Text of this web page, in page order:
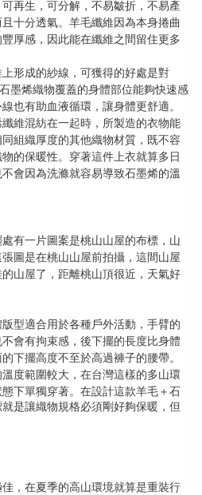
再生，可分解，不易皺折，不易產
十分透氣。羊毛纖維因為本身捲曲
厚感，因此能在纖維之間留住更多
形成的紗線，可獲得的好處是對
墨烯織物覆蓋的身體部位能夠快速感
也有助血液循環，讓身體更舒適。
維混紡在一起時，所製造的衣物能
組織厚度的其他織物材質，既不容
的保暖性。穿著這件上衣就算多日
會因為洗滌就容易導致石墨烯的溫
有一片圖案是桃山山屋的布標，山
圖是在桃山山屋前拍攝，這間山屋
山屋了，距離桃山頂很近，天氣好
型適合用於各種戶外活動，手臂的
會有拘束感，後下擺的長度比身體
下擺高度不至於高過褲子的腰帶。
度範圍較大，在台灣這樣的多山環
下單獨穿著。 在設計這款羊毛＋石
是讓織物規格必須剛好夠保暖，但
，在夏季的高山環境就算是重裝行